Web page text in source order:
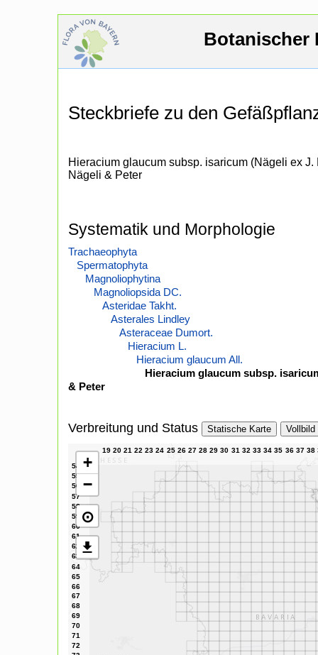
Botanischer
Steckbriefe zu den
Hieracium glaucum subsp. isaricum (Nägeli ex J.
Nägeli & Peter
Systematik und Morphologie
Trachaeophyta
Spermatophyta
Magnoliophytina
Magnoliopsida DC.
Asteridae Takht.
Asterales Lindley
Asteraceae Dumort.
Hieracium L.
Hieracium glaucum All.
Hieracium glaucum subsp.
& Peter
Verbreitung und Status Statische Karte Vollbild
+
−
⊙